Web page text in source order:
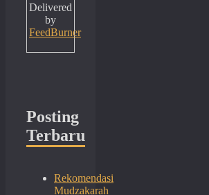
Delivered
by
FeedBurner
Posting
Terbaru
Rekomendasi
Mudzakarah